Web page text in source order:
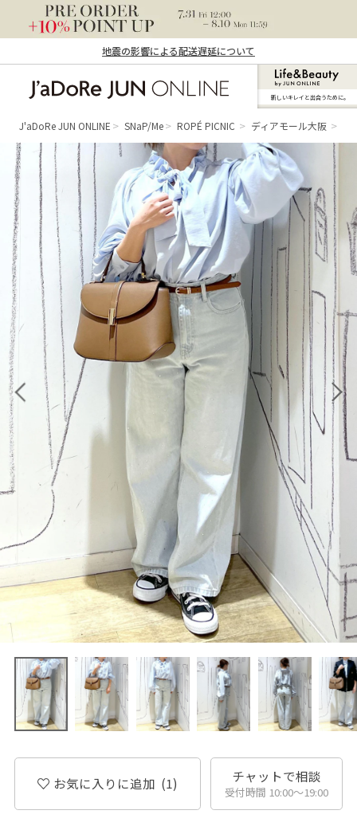
地震の影響による配送遅延について
ン オンライン）
新しいキレイと出合うために。
J'aDoRe JUN ONLINE SNaP/Me ROPÉ PICNIC ディアモール大阪
お気に入りに追加 (1) チャットで相談
受付時間 10:00〜19:00